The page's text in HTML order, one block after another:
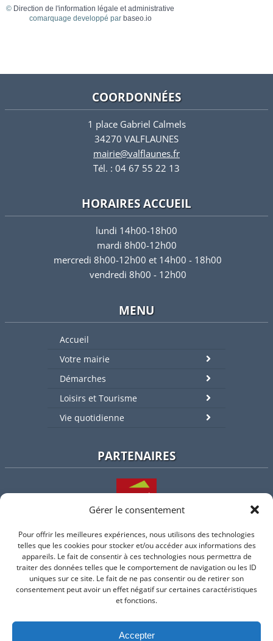
Gérer le consentement
Pour offrir les meilleures expériences, nous utilisons des technologies
telles que les cookies pour stocker et/ou accéder aux informations des
appareils. Le fait de consentir à ces technologies nous permettra de
traiter des données telles que le comportement de navigation ou les ID
uniques sur ce site. Le fait de ne pas consentir ou de retirer son
consentement peut avoir un effet négatif sur certaines caractéristiques
et fonctions.
Accepter
© Direction de l'information légale et administrative
comarquage developpé par baseo.io
COORDONNÉES
1 place Gabriel Calmels
34270 VALFLAUNES
mairie@valflaunes.fr
Tél. : 04 67 55 22 13
HORAIRES ACCUEIL
lundi 14h00-18h00
mardi 8h00-12h00
mercredi 8h00-12h00 et 14h00 - 18h00
vendredi 8h00 - 12h00
MENU
Accueil
Votre mairie
Démarches
Loisirs et Tourisme
Vie quotidienne
PARTENAIRES
L'intercommunalité
Intramuros